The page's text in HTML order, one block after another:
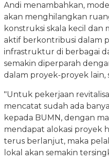
Andi menambahkan,
akan menghilangkan
konstruksi skala kecil dan
aktif berkontribusi dalam
infrastruktur di berbagai
semakin diperparah
dalam proyek-proyek lain,
"Untuk pekerjaan
mencatat sudah ada
kepada BUMN, dengan
mendapat alokasi proyek
terus berlanjut, maka
lokal akan semakin